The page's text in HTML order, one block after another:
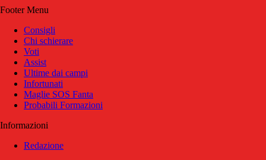
Footer Menu
Consigli
Chi schierare
Voti
Assist
Ultime dai campi
Infortunati
Maglie SOS Fanta
Probabili Formazioni
Informazioni
Redazione